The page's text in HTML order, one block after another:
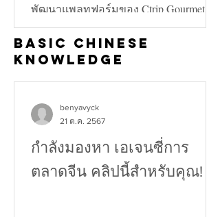
พัฒนาแพลทฟอร์มของ Ctrip Gourmet จะ
ช่วยเพิ่มทั้งในด้าน Value และ...
Basic Chinese
Knowledge
กำลังมองหา เอเจนซี่การ
ตลาดจีน คลิปนี้สำหรับคุณ!
benyavyck
21 ต.ค. 2567